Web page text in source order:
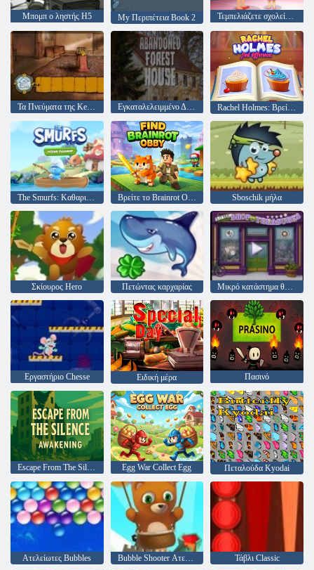
Μπομπ ο ληστής H5 My Περιπέτεια Book 2 Τεμπελιάζετε σχολείο παιχνίδι
Τα Πνεύματα της Kelley Οικογένεια Εγκαταλελειμμένο Δασικό Σώμα Rachel Holmes: Βρείτε διαφορές
The Smurfs: Καθαρισμός των ωκεανών Βρείτε το Brainrot Obby Sboschik μήλα
Σκίουρος Hero Πετώντας καρχαρίας Μικρό κατάστημα θησαυρών
Εργαστήριο Chesse Ειδική μέρα Πασινό
Egg War Collect Egg Πεταλούδα Kyodai
Ατελείωτες Bubbles Bubble Shooter Ατελείωτες Τάβλι Classic